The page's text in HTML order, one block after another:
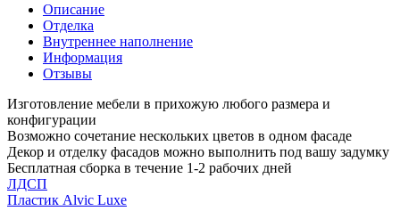
Описание
Отделка
Внутреннее наполнение
Информация
Отзывы
Изготовление мебели в прихожую любого размера и
конфигурации
Возможно сочетание нескольких цветов в одном фасаде
Декор и отделку фасадов можно выполнить под вашу задумку
Бесплатная сборка в течение 1-2 рабочих дней
ЛДСП
Пластик Alvic Luxe